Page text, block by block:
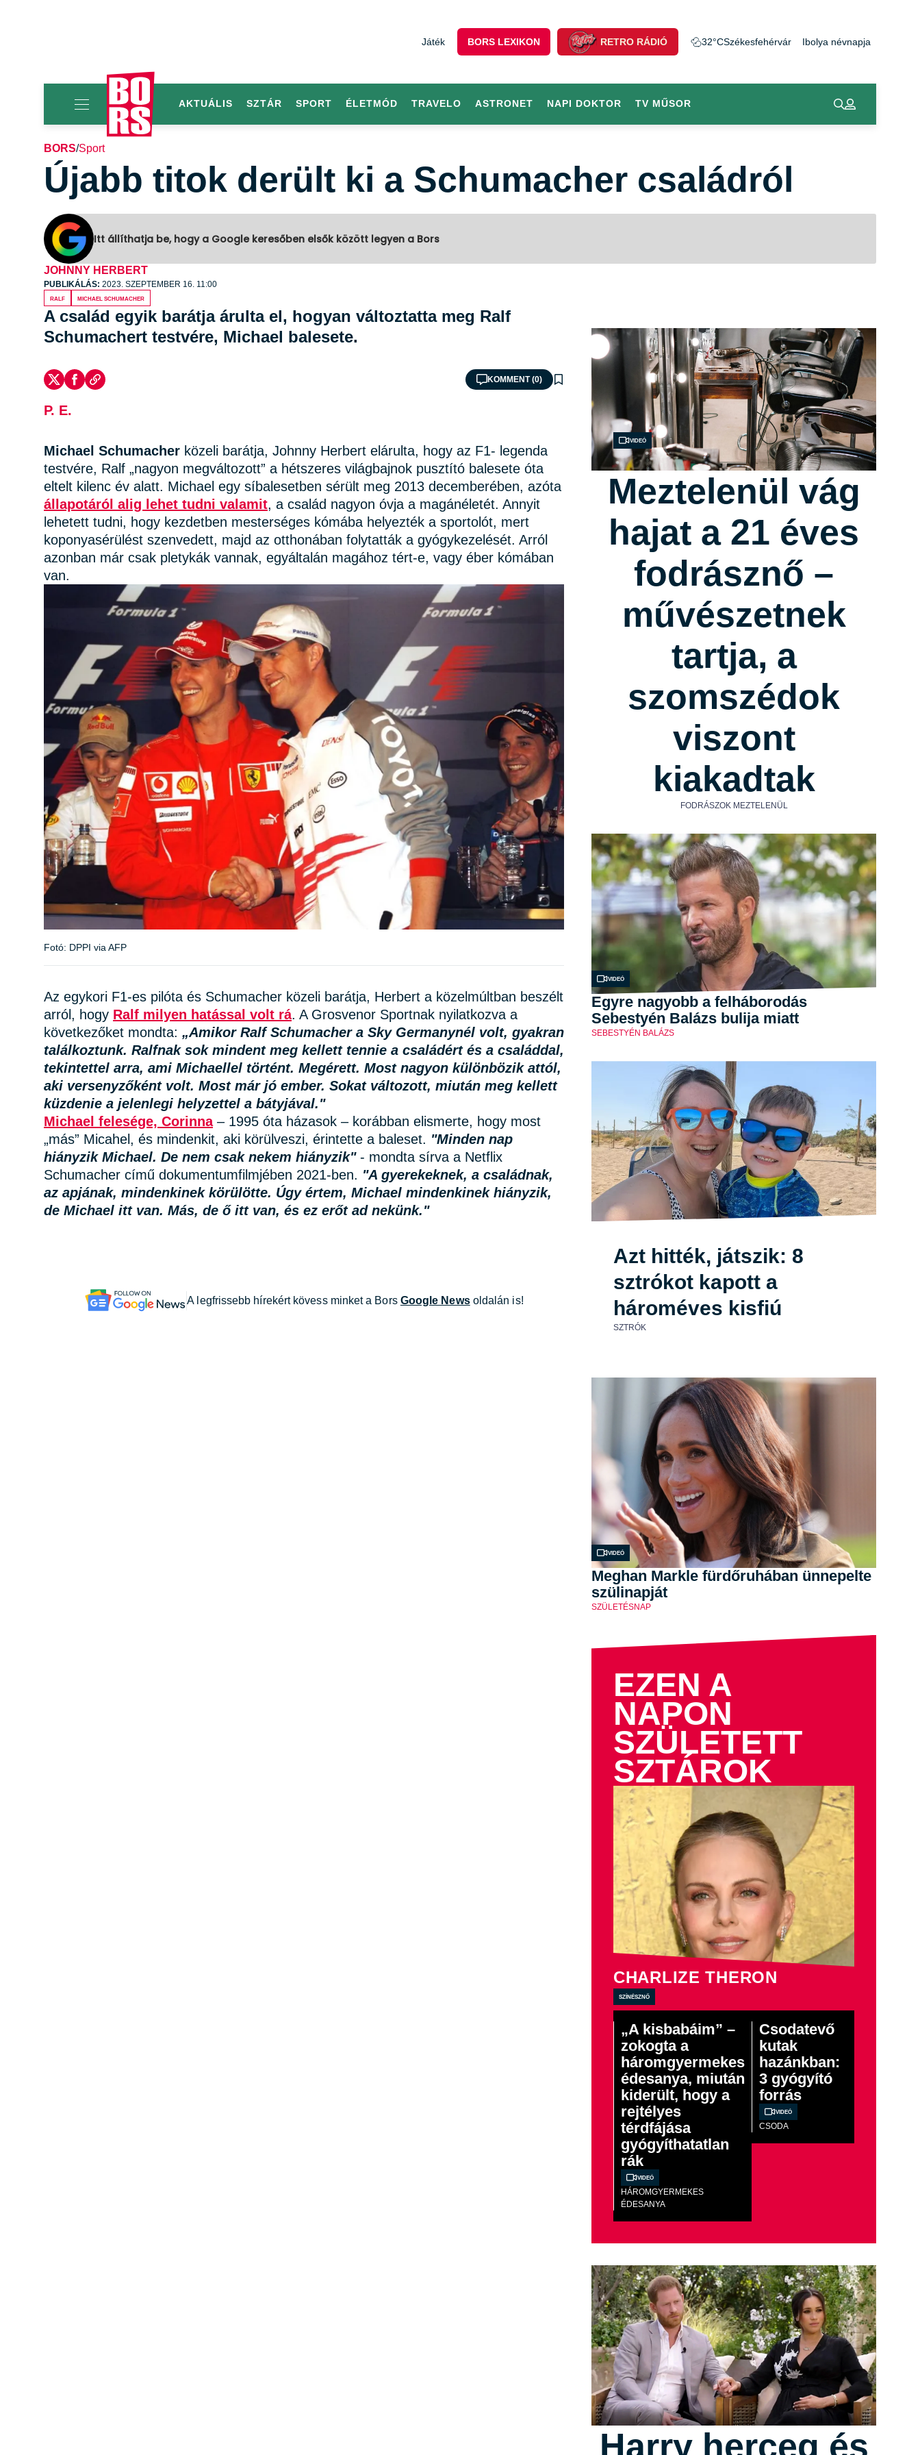
Játék BORS LEXIKON RETRO RÁDIÓ 32°CSzékesfehérvár Ibolya névnapja
AKTUÁLIS SZTÁR SPORT ÉLETMÓD TRAVELO ASTRONET NAPI DOKTOR TV MŰSOR
BORS/Sport
Újabb titok derült ki a Schumacher családról
Itt állíthatja be, hogy a Google keresőben elsők között legyen a Bors
JOHNNY HERBERT
PUBLIKÁLÁS: 2023. SZEPTEMBER 16. 11:00
Ralf
Michael Schumacher
A család egyik barátja árulta el, hogyan változtatta meg Ralf
Schumachert testvére, Michael balesete.
KOMMENT (0)
P. E.
Michael Schumacher közeli barátja, Johnny Herbert elárulta, hogy az F1- legenda
testvére, Ralf „nagyon megváltozott” a hétszeres világbajnok pusztító balesete óta
eltelt kilenc év alatt. Michael egy síbalesetben sérült meg 2013 decemberében, azóta
állapotáról alig lehet tudni valamit, a család nagyon óvja a magánéletét. Annyit
lehetett tudni, hogy kezdetben mesterséges kómába helyezték a sportolót, mert
koponyasérülést szenvedett, majd az otthonában folytatták a gyógykezelését. Arról
azonban már csak pletykák vannak, egyáltalán magához tért-e, vagy éber kómában
van.
Fotó: DPPI via AFP
Az egykori F1-es pilóta és Schumacher közeli barátja, Herbert a közelmúltban beszélt
arról, hogy Ralf milyen hatással volt rá. A Grosvenor Sportnak nyilatkozva a
következőket mondta: „Amikor Ralf Schumacher a Sky Germanynél volt, gyakran
találkoztunk. Ralfnak sok mindent meg kellett tennie a családért és a családdal,
tekintettel arra, ami Michaellel történt. Megérett. Most nagyon különbözik attól,
aki versenyzőként volt. Most már jó ember. Sokat változott, miután meg kellett
küzdenie a jelenlegi helyzettel a bátyjával."
Michael felesége, Corinna– 1995 óta házasok – korábban elismerte, hogy most
„más” Micahel, és mindenkit, aki körülveszi, érintette a baleset. "Minden nap
hiányzik Michael. De nem csak nekem hiányzik"- mondta sírva a Netflix
Schumacher című dokumentumfilmjében 2021-ben. "A gyerekeknek, a családnak,
az apjának, mindenkinek körülötte. Úgy értem, Michael mindenkinek hiányzik,
de Michael itt van. Más, de ő itt van, és ez erőt ad nekünk."
A legfrissebb hírekért kövess minket a Bors Google Newsoldalán is!
Videó
Meztelenül vág
hajat a 21 éves
fodrásznő –
művészetnek
tartja, a
szomszédok
viszont
kiakadtak
FODRÁSZOK MEZTELENÜL
Videó
Egyre nagyobb a felháborodás
Sebestyén Balázs bulija miatt
SEBESTYÉN BALÁZS
Azt hitték, játszik: 8
sztrókot kapott a
hároméves kisfiú
SZTRÓK
Videó
Meghan Markle fürdőruhában ünnepelte
szülinapját
SZÜLETÉSNAP
EZEN A
NAPON
SZÜLETETT
SZTÁROK
CHARLIZE THERON
színésznő
„A kisbabáim” –
zokogta a
háromgyermekes
édesanya, miután
kiderült, hogy a
rejtélyes
térdfájása
gyógyíthatatlan
rák
Videó
HÁROMGYERMEKES
ÉDESANYA
Csodatevő
kutak
hazánkban:
3 gyógyító
forrás
Videó
CSODA
Harry herceg és